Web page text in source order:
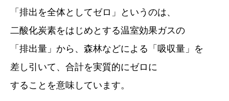
「排出を全体としてゼロ」というのは、
二酸化炭素をはじめとする温室効果ガスの
「排出量」から、森林などによる「吸収量」を
差し引いて、合計を実質的にゼロに
することを意味しています。